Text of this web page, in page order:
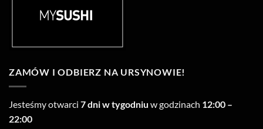
ZAMÓW I ODBIERZ NA URSYNOWIE!
Jesteśmy otwarci 7 dni w tygodniu w godzinach 12:00 –
22:00